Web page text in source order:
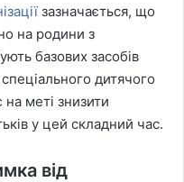
зазначається, що
на родини з
базових засобів
дитячого
на меті знизити
у цей складний час.
від